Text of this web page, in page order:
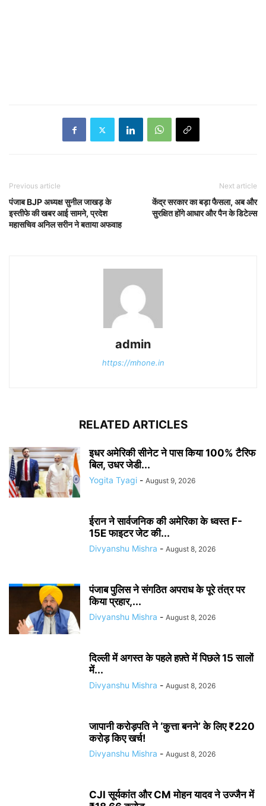
Previous article
पंजाब BJP अध्यक्ष सुनील जाखड़ के
इस्तीफे की खबर आई सामने, प्रदेश
महासचिव अनिल सरीन ने बताया अफवाह
Next article
केंद्र सरकार का बड़ा फैसला, अब और
सुरक्षित होंगे आधार और पैन के डिटेल्स
admin
https://mhone.in
RELATED ARTICLES
इधर अमेरिकी सीनेट ने पास किया 100% टैरिफ
बिल, उधर जेडी...
Yogita Tyagi - August 9, 2026
ईरान ने सार्वजनिक की अमेरिका के ध्वस्त F-
15E फाइटर जेट की...
Divyanshu Mishra - August 8, 2026
पंजाब पुलिस ने संगठित अपराध के पूरे तंत्र पर
किया प्रहार,...
Divyanshu Mishra - August 8, 2026
दिल्ली में अगस्त के पहले हफ़्ते में पिछले 15 सालों
में...
Divyanshu Mishra - August 8, 2026
जापानी करोड़पति ने ‘कुत्ता बनने’ के लिए ₹220
करोड़ किए खर्च!
Divyanshu Mishra - August 8, 2026
CJI सूर्यकांत और CM मोहन यादव ने उज्जैन में